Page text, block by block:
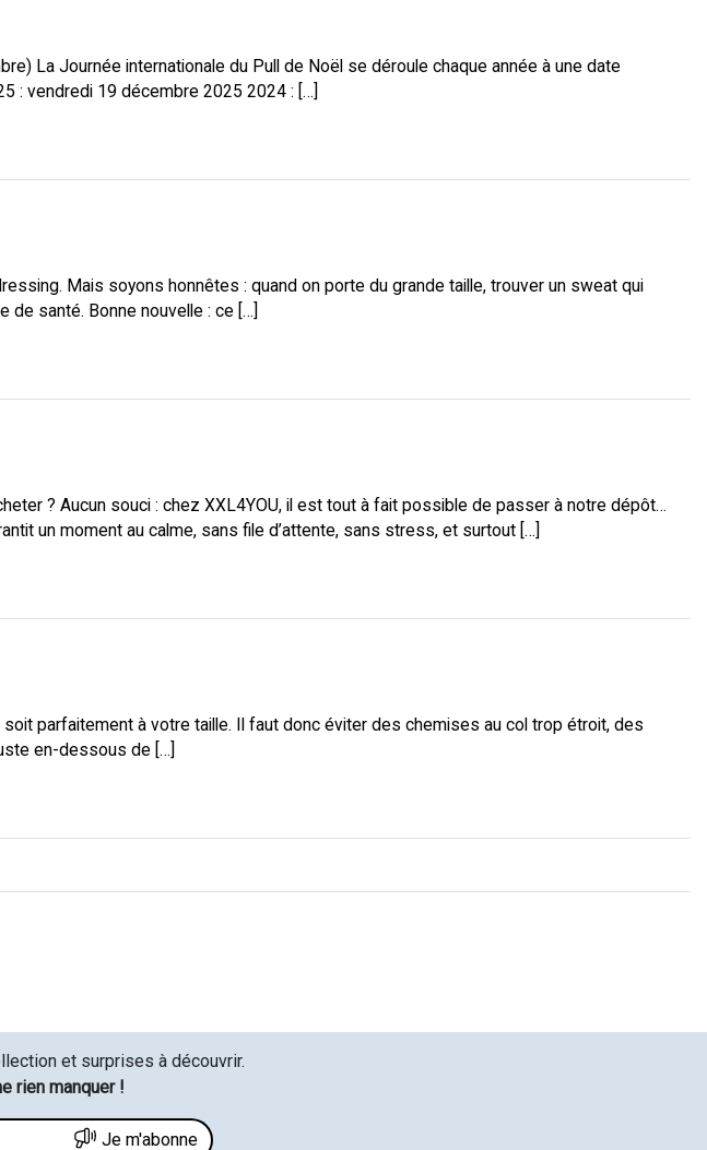
La Journée internationale du Pull de Noël se déroule chaque année à une date
: vendredi 19 décembre 2025 2024 : […]
Mais soyons honnêtes : quand on porte du grande taille, trouver un sweat qui
de santé. Bonne nouvelle : ce […]
? Aucun souci : chez XXL4YOU, il est tout à fait possible de passer à notre dépôt…
un moment au calme, sans file d’attente, sans stress, et surtout […]
soit parfaitement à votre taille. Il faut donc éviter des chemises au col trop étroit, des
en-dessous de […]
et surprises à découvrir.
rien manquer !
Je m'abonne